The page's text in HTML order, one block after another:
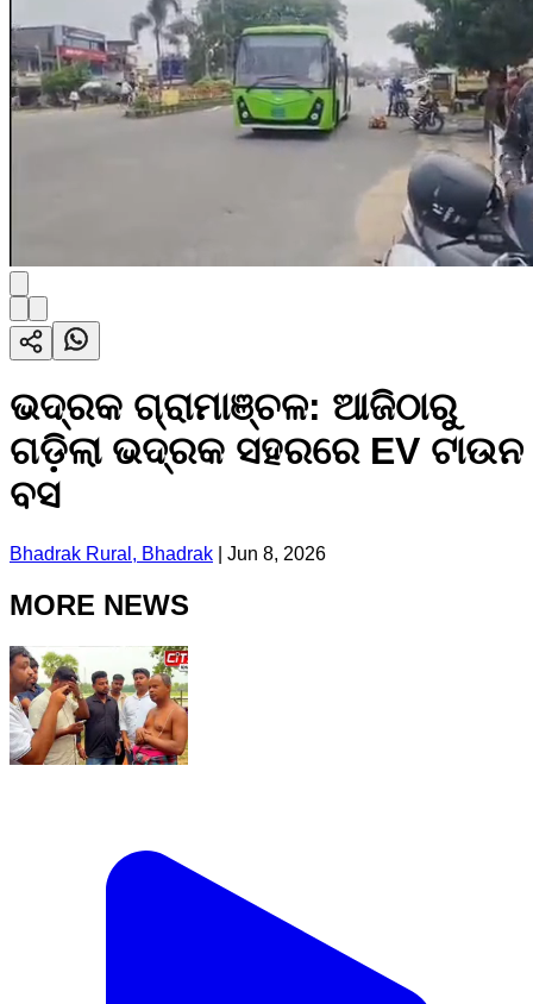
ଭଦ୍ରକ ଗ୍ରାମାଞ୍ଚଳ: ଆଜିଠାରୁ
ଗଡ଼ିଲା ଭଦ୍ରକ ସହରରେ EV ଟାଉନ
ବସ
Bhadrak Rural, Bhadrak Jun 8, 2026
MORE NEWS